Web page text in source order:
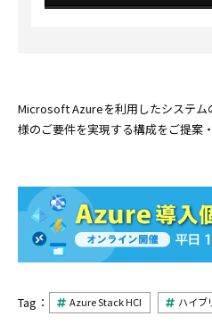
Microsoft Azureを利用したシステム
様のご要件を実現する構成をご提案
Tag： Azure Stack HCI ハイブ